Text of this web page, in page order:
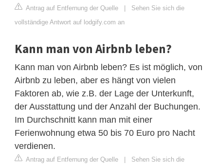
Antrag auf Entfernung der Quelle | Sehen Sie sich die
vollständige Antwort auf lodgify.com an
Kann man von Airbnb leben?
Kann man von Airbnb leben? Es ist möglich, von
Airbnb zu leben, aber es hängt von vielen
Faktoren ab, wie z.B. der Lage der Unterkunft,
der Ausstattung und der Anzahl der Buchungen.
Im Durchschnitt kann man mit einer
Ferienwohnung etwa 50 bis 70 Euro pro Nacht
verdienen.
Antrag auf Entfernung der Quelle | Sehen Sie sich die